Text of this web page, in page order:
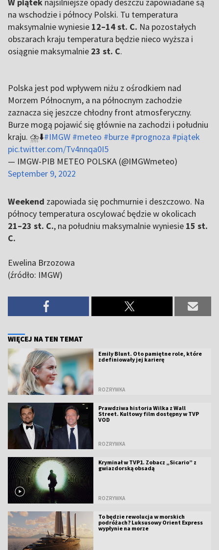
na wschodzie i północy Polski. Tu temperatura
maksymalnie wyniesie 12–14 st. C. Na pozostałych
obszarach kraju temperatura będzie nieco wyższa i
osiągnie maksymalnie 23 st. C.
Polska jest pod wpływem niżu z ośrodkiem nad
Morzem Północnym, a na północnym zachodzie
zaznacza się jeszcze chłodny front atmosferyczny.
Burze mogą pojawić się głównie na zachodzi i południu
kraju. ⛈️⬇️#IMGW #meteo #burze #prognoza #piątek
pic.twitter.com/Tv4nnqa0I5
— IMGW-PIB METEO POLSKA (@IMGWmeteo)
September 9, 2022
Weekend zapowiada się pochmurnie i deszczowo. Na
północy temperatura oscylować będzie w okolicach
21–23 st. C., na południu maksymalnie wyniesie 15 st.
C.
Ewelina Brzozowa
(źródło: IMGW)
WIĘCEJ NA TEN TEMAT
Emily Blunt. Oto pamiętne role, które
zdefiniowały jej karierę
ROZRYWKA
Prawdziwa historia Wilka z Wall
Street. Kultowy film dostępny w TVP
VOD
ROZRYWKA
Kryminał w TVP1. Zobacz „Sicario” z
gwiazdorską obsadą
ROZRYWKA
To będzie rewolucja w morskich
podróżach? Luksusowy Orient Express
wypłynie na morze